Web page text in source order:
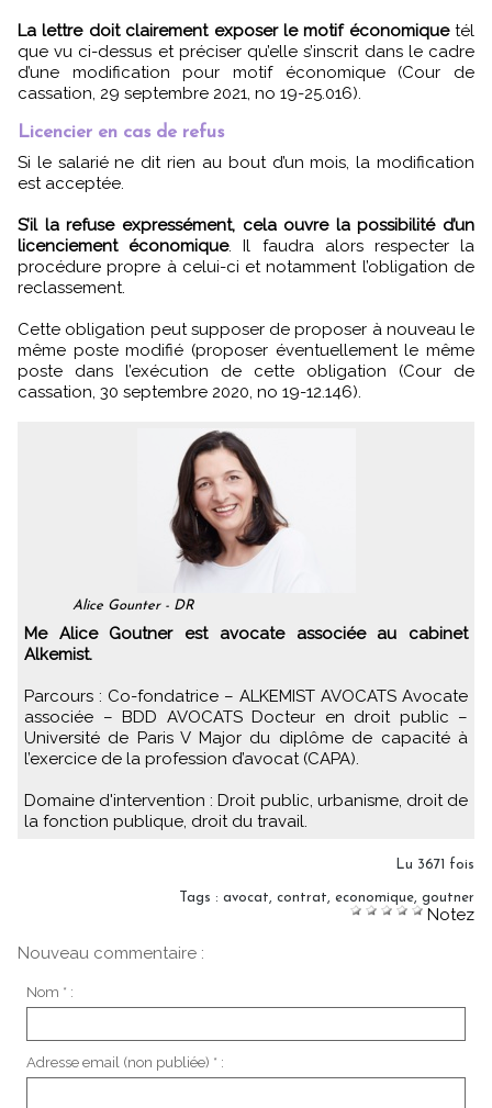
La lettre doit clairement exposer le motif économiquetél
que vu ci-dessus et préciser qu’elle s’inscrit dans le cadre
d’une modification pour motif économique (Cour de
cassation, 29 septembre 2021, no 19-25.016).
Licencier en cas de refus
Si le salarié ne dit rien au bout d’un mois, la modification
est acceptée.
S’il la refuse expressément, cela ouvre la possibilité d’un
licenciement économique. Il faudra alors respecter la
procédure propre à celui-ci et notamment l’obligation de
reclassement.
Cette obligation peut supposer de proposer à nouveau le
même poste modifié (proposer éventuellement le même
poste dans l’exécution de cette obligation (Cour de
cassation, 30 septembre 2020, no 19-12.146).
Alice Gounter - DR
Me Alice Goutner est avocate associée au cabinet
Alkemist.
Parcours : Co-fondatrice – ALKEMIST AVOCATS Avocate
associée – BDD AVOCATS Docteur en droit public –
Université de Paris V Major du diplôme de capacité à
l’exercice de la profession d’avocat (CAPA).
Domaine d'intervention : Droit public, urbanisme, droit de
la fonction publique, droit du travail.
Lu 3671 fois
Tags : avocat, contrat, economique, goutner
Notez
Nouveau commentaire :
Nom * :
Adresse email (non publiée) * :